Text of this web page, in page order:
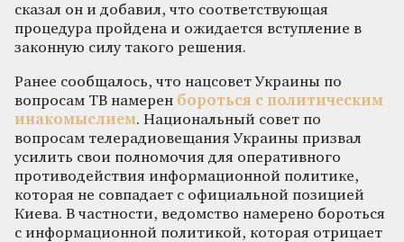
сказал он и добавил, что соответствующая
процедура пройдена и ожидается вступление в
законную силу такого решения.
Ранее сообщалось, что нацсовет Украины по
вопросам ТВ намерен бороться с политическим
инакомыслием. Национальный совет по
вопросам телерадиовещания Украины призвал
усилить свои полномочия для оперативного
противодействия информационной политике,
которая не совпадает с официальной позицией
Киева. В частности, ведомство намерено бороться
с информационной политикой, которая отрицает